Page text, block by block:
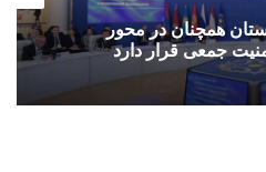
همچنان در محور
جمعی قرار دارد